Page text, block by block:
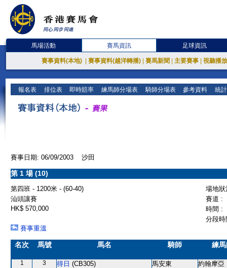
馬場活動 賽馬資訊 足球資訊
賽事資料(本地) 賽事資料(越洋轉播) 賽馬新聞 主要賽事 視聽播
報名表 排位表 即時賠率 練馬師分場表 騎師分場表 參考資料 統
賽事日期: 06/09/2003 沙田
第 1 場 (10)
第四班 - 1200米 - (60-40)
場地
汕頭讓賽
賽道 :
HK$ 570,000
時間 :
分段
賽事重溫
名次 馬號 馬名 騎師 練
1 3 得日 (CB305) 馬安東 約翰摩亞